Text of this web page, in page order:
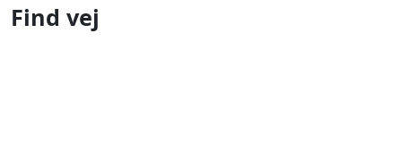
Find vej